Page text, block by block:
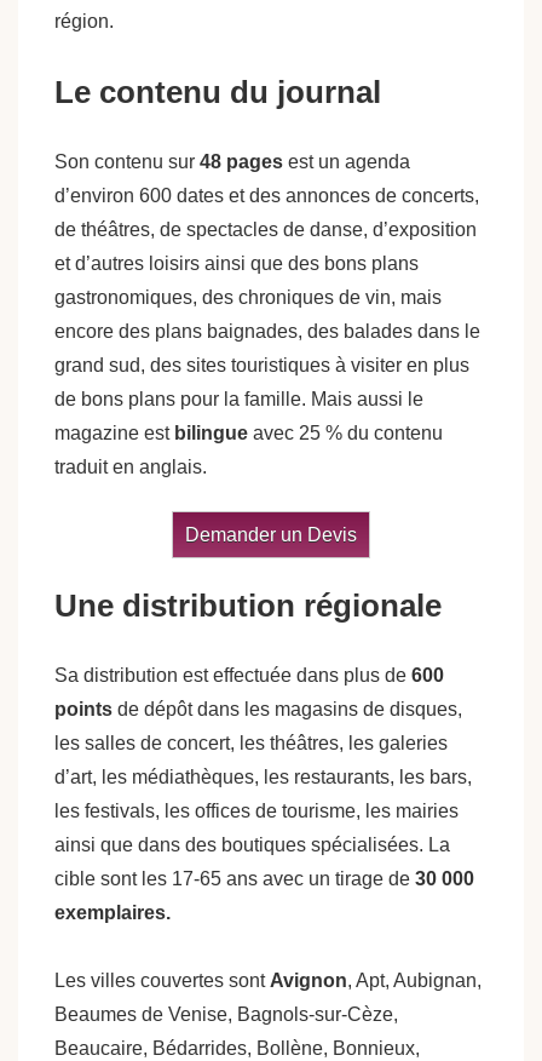
région.
Le contenu du journal
Son contenu sur 48 pages est un agenda
d’environ 600 dates et des annonces de concerts,
de théâtres, de spectacles de danse, d’exposition
et d’autres loisirs ainsi que des bons plans
gastronomiques, des chroniques de vin, mais
encore des plans baignades, des balades dans le
grand sud, des sites touristiques à visiter en plus
de bons plans pour la famille. Mais aussi le
magazine est bilingue avec 25 % du contenu
traduit en anglais.
Demander un Devis
Une distribution régionale
Sa distribution est effectuée dans plus de 600
points de dépôt dans les magasins de disques,
les salles de concert, les théâtres, les galeries
d’art, les médiathèques, les restaurants, les bars,
les festivals, les offices de tourisme, les mairies
ainsi que dans des boutiques spécialisées. La
cible sont les 17-65 ans avec un tirage de 30 000
exemplaires.
Les villes couvertes sont Avignon, Apt, Aubignan,
Beaumes de Venise, Bagnols-sur-Cèze,
Beaucaire, Bédarrides, Bollène, Bonnieux,